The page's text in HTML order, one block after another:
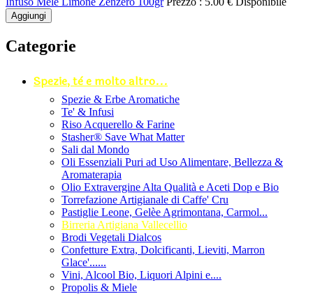
Aggiungi
Categorie
Spezie, tè e molto altro...
Spezie & Erbe Aromatiche
Te' & Infusi
Riso Acquerello & Farine
Stasher®️ Save What Matter
Sali dal Mondo
Oli Essenziali Puri ad Uso Alimentare, Bellezza &
Aromaterapia
Olio Extravergine Alta Qualità e Aceti Dop e Bio
Torrefazione Artigianale di Caffe' Cru
Pastiglie Leone, Gelèe Agrimontana, Carmol...
Birreria Artigiana Vallecellio
Brodi Vegetali Dialcos
Confetture Extra, Dolcificanti, Lieviti, Marron
Glace'......
Vini, Alcool Bio, Liquori Alpini e....
Propolis & Miele